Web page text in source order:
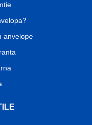
anvelope